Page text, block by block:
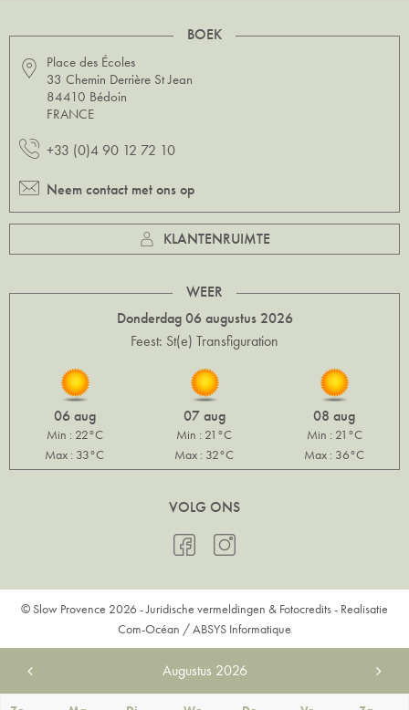
BOEK
Place des Écoles
33 Chemin Derrière St Jean
84410 Bédoin
FRANCE
+33 (0)4 90 12 72 10
Neem contact met ons op
KLANTENRUIMTE
WEER
Donderdag 06 augustus 2026
Feest: St(e) Transfiguration
06 aug
Min : 22°C
Max : 33°C
07 aug
Min : 21°C
Max : 32°C
08 aug
Min : 21°C
Max : 36°C
VOLG ONS
© Slow Provence 2026 -Juridische vermeldingen & Fotocredits- Realisatie
Com-Océan /ABSYS Informatique
Augustus 2026